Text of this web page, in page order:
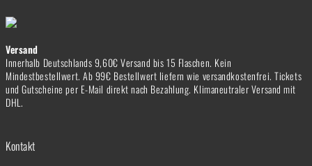
Versand
Innerhalb Deutschlands 9,60€ Versand bis 15 Flaschen. Kein
Mindestbestellwert. Ab 99€ Bestellwert liefern wie versandkostenfrei. Tickets
und Gutscheine per E-Mail direkt nach Bezahlung. Klimaneutraler Versand mit
DHL.
Kontakt